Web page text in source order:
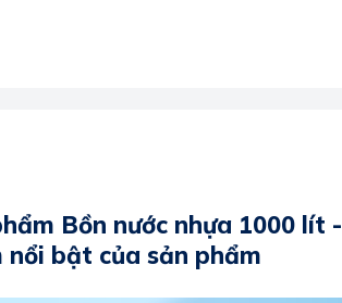
Bồn nước nhựa 1000 lít -
nổi bật của sản phẩm